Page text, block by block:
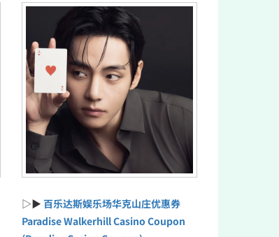
▷▶百乐达斯娱乐场华克山庄优惠券
Paradise Walkerhill Casino Coupon